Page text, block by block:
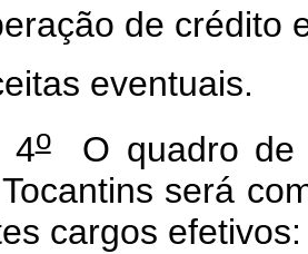
de crédito e
eventuais.
oO quadro de
será
cargos efetivos: